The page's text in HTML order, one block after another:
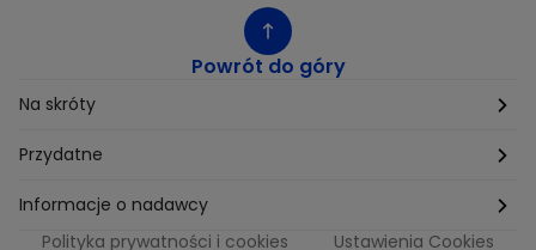
Powrót do góry
Na skróty
Etyka
Supplier Diversity
Przydatne
Biuro Prasowe
Informacje o nadawcy
Polityka prywatności i cookies Ustawienia Cookies